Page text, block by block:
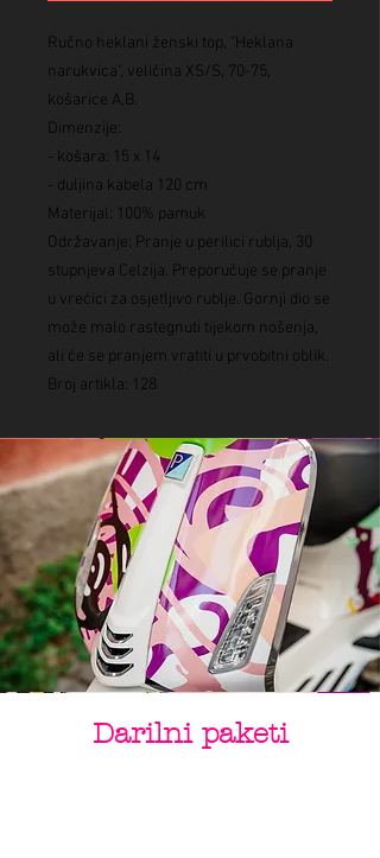
Ručno heklani ženski top, "Heklana
narukvica", veličina XS/S, 70-75,
košarice A,B.
Dimenzije:
- košara: 15 x 14
- duljina kabela 120 cm
Materijal: 100% pamuk
Održavanje: Pranje u perilici rublja, 30
stupnjeva Celzija. Preporučuje se pranje
u vrećici za osjetljivo rublje. Gornji dio se
može malo rastegnuti tijekom nošenja,
ali će se pranjem vratiti u prvobitni oblik.
Broj artikla: 128
Darilni paketi